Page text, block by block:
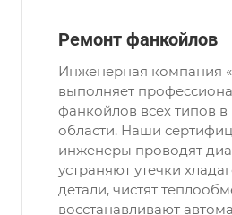
Ремонт фанкойлов
Инженерная компания
выполняет
фанкойлов всех типов
области. Наши
инженеры проводят
устраняют утечки
детали, чистят
восстанавливают